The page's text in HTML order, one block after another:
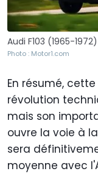
Audi F103 (1965-
Photo : Motor1.com
En résumé,
révolution
mais son
ouvre la voie à
sera
moyenne avec